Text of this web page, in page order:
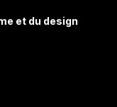
et du design